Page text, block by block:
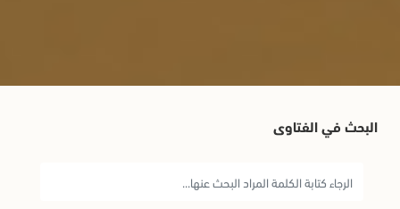
البحث في الفتاوى